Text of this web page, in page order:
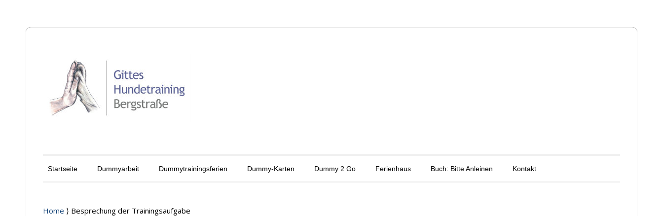
Startseite Dummyarbeit Dummytrainingsferien Dummy-Karten Dummy 2 Go Ferienhaus Buch: Bitte Anleinen Kontakt
Home ⟩ Besprechung der Trainingsaufgabe